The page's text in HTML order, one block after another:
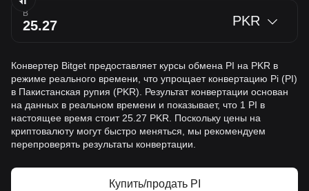
В PKR
Конвертер Bitget предоставляет курсы обмена PI на PKR в
режиме реального времени, что упрощает конвертацию Pi (PI)
в Пакистанская рупия (PKR). Результат конвертации основан
на данных в реальном времени и показывает, что 1 PI в
настоящее время стоит 25.27 PKR. Поскольку цены на
криптовалюту могут быстро меняться, мы рекомендуем
перепроверять результаты конвертации.
Купить/продать PI